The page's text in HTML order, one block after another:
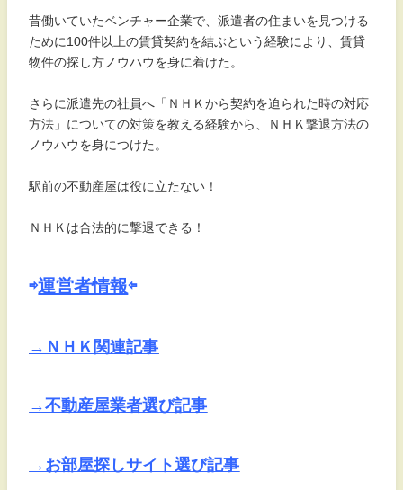
昔働いていたベンチャー企業で、派遣者の住まいを見つける
ために100件以上の賃貸契約を結ぶという経験により、賃貸
物件の探し方ノウハウを身に着けた。
さらに派遣先の社員へ「ＮＨＫから契約を迫られた時の対応
方法」についての対策を教える経験から、ＮＨＫ撃退方法の
ノウハウを身につけた。
駅前の不動産屋は役に立たない！
ＮＨＫは合法的に撃退できる！
⇨運営者情報⇦
→ＮＨＫ関連記事
→不動産屋業者選び記事
→お部屋探しサイト選び記事